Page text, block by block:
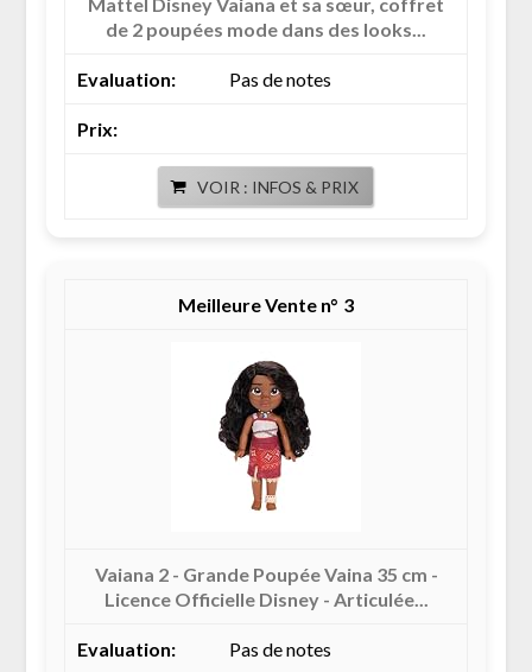
de 2 poupées mode dans des looks...
Pas de notes
VOIR : INFOS & PRIX
3
Vaiana 2 - Grande Poupée Vaina 35 cm -
Licence Officielle Disney - Articulée...
Pas de notes